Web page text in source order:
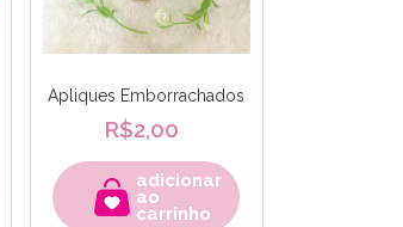
Apliques Emborrachados
R$2,00
adicionar
ao
carrinho